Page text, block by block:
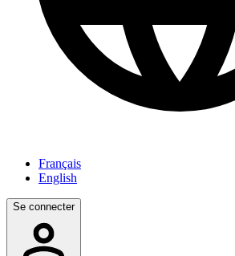
Français
English
Se connecter